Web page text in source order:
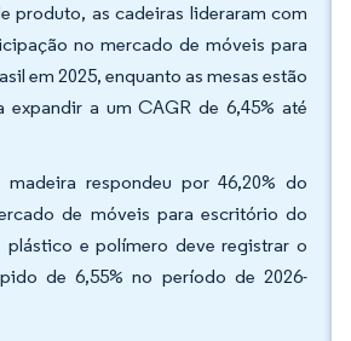
produto, as cadeiras lideraram com
no mercado de móveis para
em 2025, enquanto as mesas estão
expandir a um CAGR de 6,45% até
madeira respondeu por 46,20% do
de móveis para escritório do
plástico e polímero deve registrar o
de 6,55% no período de 2026-